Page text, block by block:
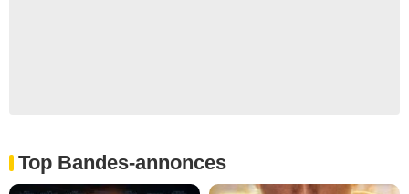
Top Bandes-annonces